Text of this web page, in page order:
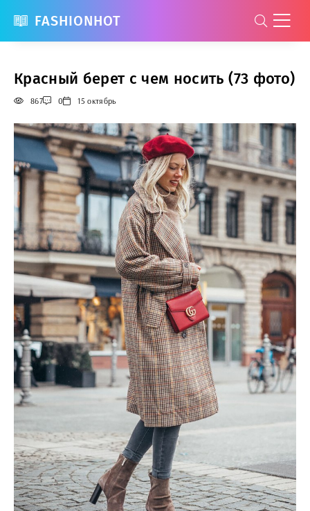
FASHIONHOT
Красный берет с чем носить (73 фото)
867 0 15 октябрь